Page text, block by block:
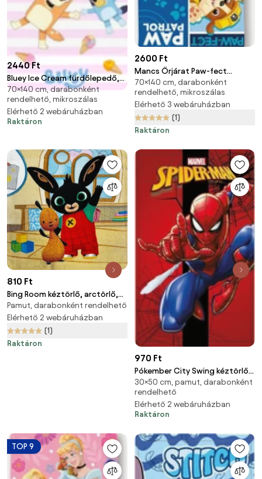
2440 Ft
Bluey Ice Cream fürdőlepedő,
strand törölköző 70x140 cm
(Fast Dry)
70×140 cm, darabonként
rendelhető, mikroszálas
Elérhető 2 webáruházban
Raktáron
2600 Ft
Mancs Őrjárat Paw-fect
fürdőlepedő, strand törölköző
70x140cm (Fast Dry)
70×140 cm, darabonként
rendelhető, mikroszálas
Elérhető 3 webáruházban
(1)
Raktáron
810 Ft
Bing Room kéztörlő, arctörlő,
törölköző 30x30cm
Pamut, darabonként rendelhető
Elérhető 2 webáruházban
(1)
Raktáron
970 Ft
Pókember City Swing kéztörlő,
arctörlő, törölköző 30x50cm
30×50 cm, pamut, darabonként
rendelhető
Elérhető 2 webáruházban
Raktáron
TOP 9